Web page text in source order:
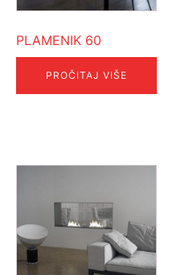
PLAMENIK 60
PROČITAJ VIŠE